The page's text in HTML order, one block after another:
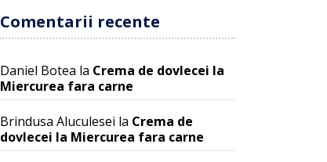
Comentarii recente
Daniel Botea la Crema de dovlecei la
Miercurea fara carne
Brindusa Aluculesei la Crema de
dovlecei la Miercurea fara carne